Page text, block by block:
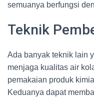
semuanya berfungsi
Teknik
Ada banyak teknik lain
menjaga kualitas air
pemakaian produk
Keduanya dapat